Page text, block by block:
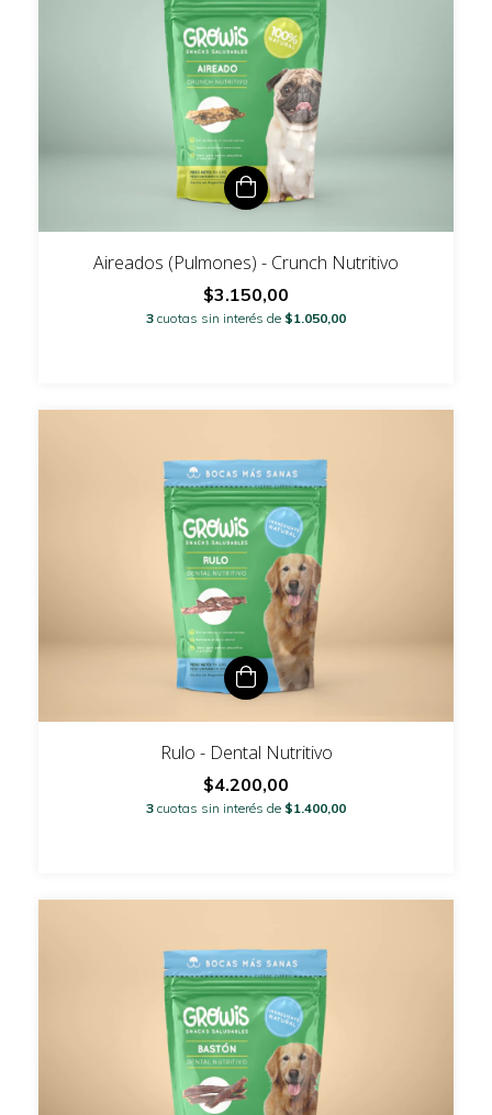
Aireados (Pulmones) - Crunch Nutritivo
$3.150,00
3 cuotas sin interés de $1.050,00
Rulo - Dental Nutritivo
$4.200,00
3 cuotas sin interés de $1.400,00